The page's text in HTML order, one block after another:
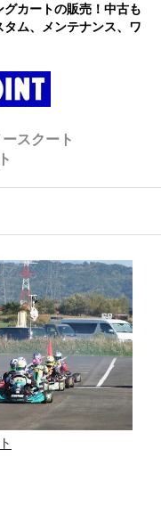
カートの販売！中古も
ム、メンテナンス、ワ
ント
スクート